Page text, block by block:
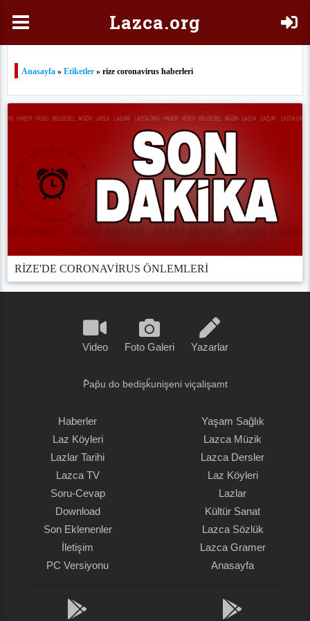
Lazca.org
Anasayfa » Etiketler » rize coronavirus haberleri
RİZE'DE CORONAVİRUS ÖNLEMLERİ
Video Foto Galeri Yazarlar
P̌ap̌u do bedişǩunişeni viçalişamt
Haberler
Laz Köyleri
Lazlar Tarihi
Lazca TV
Soru-Cevap
Download
Son Eklenenler
İletişim
PC Versiyonu
Yaşam Sağlık
Lazca Müzik
Lazca Dersler
Laz Köyleri
Lazlar
Kültür Sanat
Lazca Sözlük
Lazca Gramer
Anasayfa